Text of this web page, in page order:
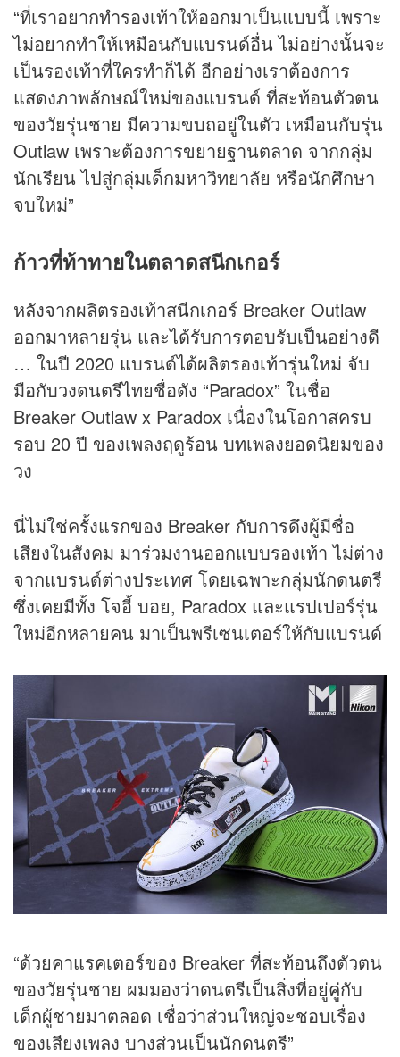
“ที่เราอยากทำรองเท้าให้ออกมาเป็นแบบนี้ เพราะ
ไม่อยากทำให้เหมือนกับแบรนด์อื่น ไม่อย่างนั้นจะ
เป็นรองเท้าที่ใครทำก็ได้ อีกอย่างเราต้องการ
แสดงภาพลักษณ์ใหม่ของแบรนด์ ที่สะท้อนตัวตน
ของวัยรุ่นชาย มีความขบถอยู่ในตัว เหมือนกับรุ่น
Outlaw เพราะต้องการขยายฐานตลาด จากกลุ่ม
นักเรียน ไปสู่กลุ่มเด็กมหาวิทยาลัย หรือนักศึกษา
จบใหม่”
ก้าวที่ท้าทายในตลาดสนีกเกอร์
หลังจากผลิตรองเท้าสนีกเกอร์ Breaker Outlaw
ออกมาหลายรุ่น และได้รับการตอบรับเป็นอย่างดี
… ในปี 2020 แบรนด์ได้ผลิตรองเท้ารุ่นใหม่ จับ
มือกับวงดนตรีไทยชื่อดัง “Paradox” ในชื่อ
Breaker Outlaw x Paradox เนื่องในโอกาสครบ
รอบ 20 ปี ของเพลงฤดูร้อน บทเพลงยอดนิยมของ
วง
นี่ไม่ใช่ครั้งแรกของ Breaker กับการดึงผู้มีชื่อ
เสียงในสังคม มาร่วมงานออกแบบรองเท้า ไม่ต่าง
จากแบรนด์ต่างประเทศ โดยเฉพาะกลุ่มนักดนตรี
ซึ่งเคยมีทั้ง โจอี้ บอย, Paradox และแรปเปอร์รุ่น
ใหม่อีกหลายคน มาเป็นพรีเซนเตอร์ให้กับแบรนด์
“ด้วยคาแรคเตอร์ของ Breaker ที่สะท้อนถึงตัวตน
ของวัยรุ่นชาย ผมมองว่าดนตรีเป็นสิ่งที่อยู่คู่กับ
เด็กผู้ชายมาตลอด เชื่อว่าส่วนใหญ่จะชอบเรื่อง
ของเสียงเพลง บางส่วนเป็นนักดนตรี”